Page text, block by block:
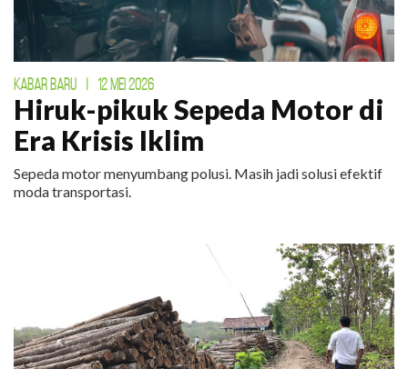
KABAR BARU | 12 MEI 2026
Hiruk-pikuk Sepeda Motor di
Era Krisis Iklim
Sepeda motor menyumbang polusi. Masih jadi solusi efektif
moda transportasi.